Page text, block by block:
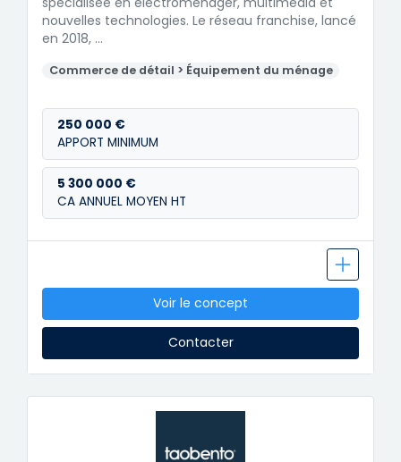
nouvelles technologies. Le réseau franchise, lancé
en 2018, …
Commerce de détail > Équipement du ménage
250 000 €
APPORT MINIMUM
5 300 000 €
CA ANNUEL MOYEN HT
Voir le concept
Contacter